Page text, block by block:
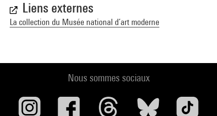
Liens externes
La collection du Musée national d’art moderne
Nous sommes sociaux